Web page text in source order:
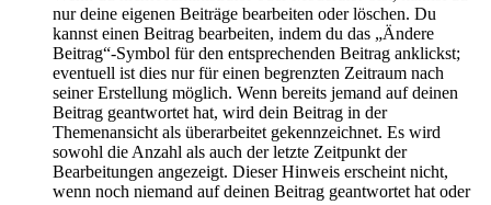
nur deine eigenen Beiträge bearbeiten oder löschen. Du
kannst einen Beitrag bearbeiten, indem du das „Ändere
Beitrag“-Symbol für den entsprechenden Beitrag anklickst;
eventuell ist dies nur für einen begrenzten Zeitraum nach
seiner Erstellung möglich. Wenn bereits jemand auf deinen
Beitrag geantwortet hat, wird dein Beitrag in der
Themenansicht als überarbeitet gekennzeichnet. Es wird
sowohl die Anzahl als auch der letzte Zeitpunkt der
Bearbeitungen angezeigt. Dieser Hinweis erscheint nicht,
wenn noch niemand auf deinen Beitrag geantwortet hat oder